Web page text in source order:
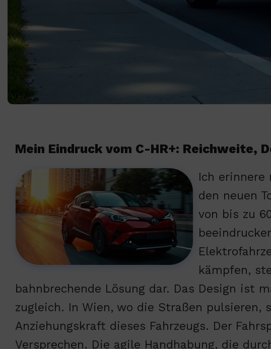
Mein Eindruck vom C-HR+: Reichweite,
Ich erinnere
den neuen
von bis zu
kämpfen,
bahnbrechende Lösung dar. Das Design ist
zugleich. In Wien, wo die Straßen pulsieren,
Anziehungskraft dieses Fahrzeugs. Der
Versprechen. Die agile Handhabung, die